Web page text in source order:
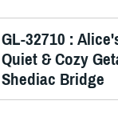
GL-32710 :
Quiet & Cozy
Shediac Bridge